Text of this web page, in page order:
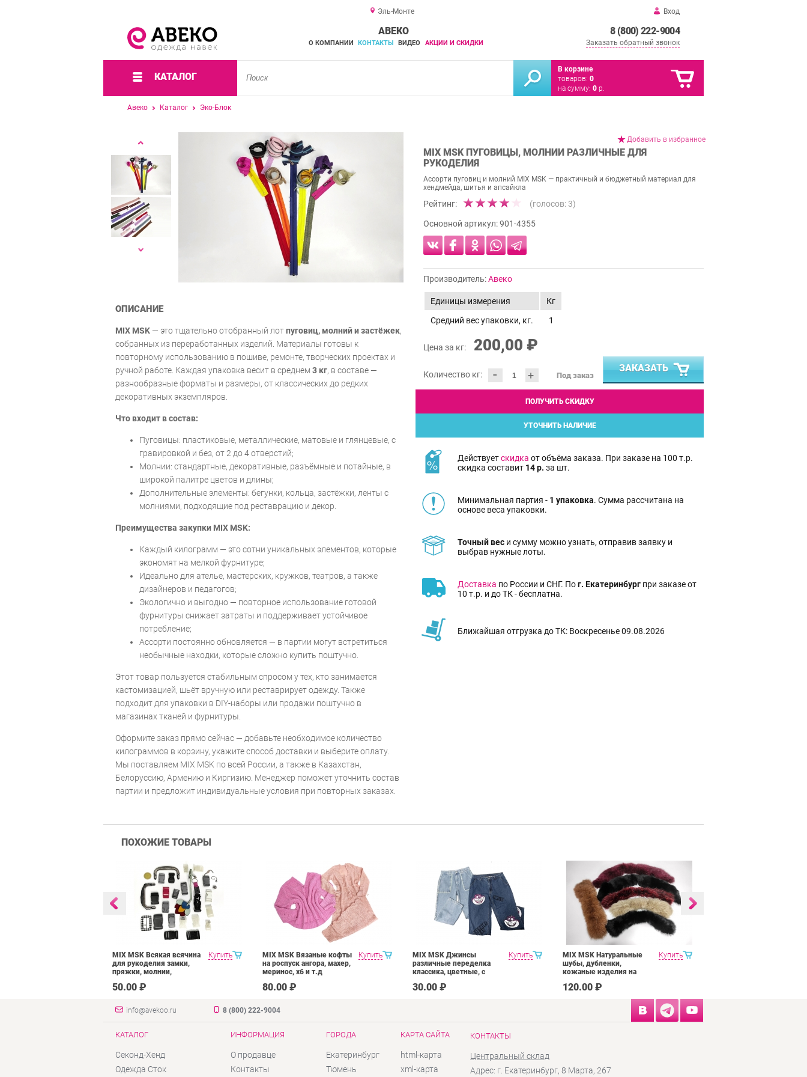
Эль-Монте Вход
8 (800) 222-9004
Заказать обратный звонок
АВЕКО
О КОМПАНИИ КОНТАКТЫ ВИДЕО АКЦИИ И СКИДКИ
КАТАЛОГ
В корзине
товаров: 0
на сумму: 0 р.
Авеко Каталог Эко-Блок
Добавить в избранное
MIX MSK ПУГОВИЦЫ, МОЛНИИ РАЗЛИЧНЫЕ ДЛЯ
РУКОДЕЛИЯ
Ассорти пуговиц и молний MIX MSK — практичный и бюджетный материал для
хендмейда, шитья и апсайкла
Рейтинг: (голосов: 3)
Основной артикул:901-4355
Производитель:Авеко
Единицы измерения
Кг
Средний вес упаковки, кг.
1
Цена за кг: 200,00 ₽
Количество кг: - + Под заказ
ЗАКАЗАТЬ
ПОЛУЧИТЬ СКИДКУ
УТОЧНИТЬ НАЛИЧИЕ
Действуетскидка от объёма заказа. При заказе на 100 т.р.
скидка составит 14 р. за шт.
Минимальная партия - 1 упаковка. Сумма рассчитана на
основе веса упаковки.
Точный вес и сумму можно узнать, отправив заявку и
выбрав нужные лоты.
Доставка по России и СНГ. Пог. Екатеринбург при заказе от
10 т.р. и до ТК - бесплатна.
Ближайшая отгрузка до ТК: Воскресенье 09.08.2026
ОПИСАНИЕ
MIX MSK — это тщательно отобранный лотпуговиц, молний и застёжек,
собранных из переработанных изделий. Материалы готовы к
повторному использованию в пошиве, ремонте, творческих проектах и
ручной работе. Каждая упаковка весит в среднем 3 кг, в составе —
разнообразные форматы и размеры, от классических до редких
декоративных экземпляров.
Что входит в состав:
Пуговицы: пластиковые, металлические, матовые и глянцевые, с
гравировкой и без, от 2 до 4 отверстий;
Молнии: стандартные, декоративные, разъёмные и потайные, в
широкой палитре цветов и длины;
Дополнительные элементы: бегунки, кольца, застёжки, ленты с
молниями, подходящие под реставрацию и декор.
Преимущества закупки MIX MSK:
Каждый килограмм — это сотни уникальных элементов, которые
экономят на мелкой фурнитуре;
Идеально для ателье, мастерских, кружков, театров, а также
дизайнеров и педагогов;
Экологично и выгодно — повторное использование готовой
фурнитуры снижает затраты и поддерживает устойчивое
потребление;
Ассорти постоянно обновляется — в партии могут встретиться
необычные находки, которые сложно купить поштучно.
Этот товар пользуется стабильным спросом у тех, кто занимается
кастомизацией, шьёт вручную или реставрирует одежду. Также
подходит для упаковки в DIY-наборы или продажи поштучно в
магазинах тканей и фурнитуры.
Оформите заказ прямо сейчас — добавьте необходимое количество
килограммов в корзину, укажите способ доставки и выберите оплату.
Мы поставляем MIX MSK по всей России, а также в Казахстан,
Белоруссию, Армению и Киргизию. Менеджер поможет уточнить состав
партии и предложит индивидуальные условия при повторных заказах.
ПОХОЖИЕ ТОВАРЫ
Купить
MIX MSK Всякая всячина
для рукоделия замки,
пряжки, молнии,
50.00 ₽
Купить
MIX MSK Вязаные кофты
на роспуск ангора, махер,
меринос, хб и т.д
80.00 ₽
Купить
MIX MSK Джинсы
различные переделка
классика, цветные, с
лейблами и т.д.
30.00 ₽
Купить
MIX MSK Натуральные
шубы, дубленки,
кожаные изделия на
120.00 ₽
info@avekoo.ru 8 (800) 222-9004
КАТАЛОГ
Секонд-Хенд
Одежда Сток
ИНФОРМАЦИЯ
О продавце
Контакты
ГОРОДА
Екатеринбург
Тюмень
КАРТА САЙТА
html-карта
xml-карта
КОНТАКТЫ
Центральный склад
Адрес: г. Екатеринбург, 8 Марта, 267